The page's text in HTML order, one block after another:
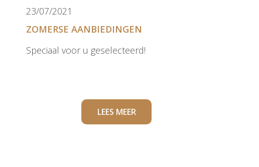
23/07/2021
ZOMERSE AANBIEDINGEN
Speciaal voor u geselecteerd!
LEES MEER